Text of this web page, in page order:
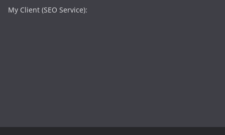
My Client (SEO Service):